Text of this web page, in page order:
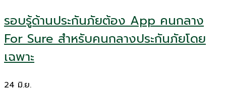
รอบรู้ด้านประกันภัยต้อง App คนกลาง
For Sure สำหรับคนกลางประกันภัยโดย
เฉพาะ
24 มิ.ย.